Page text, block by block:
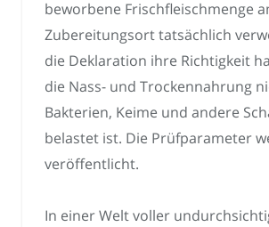
beworbene Frischfleischmenge
Zubereitungsort tatsächlich
die Deklaration ihre Richtigkeit
die Nass- und Trockennahrung
Bakterien, Keime und andere
belastet ist. Die Prüfparameter
veröffentlicht.
In einer Welt voller